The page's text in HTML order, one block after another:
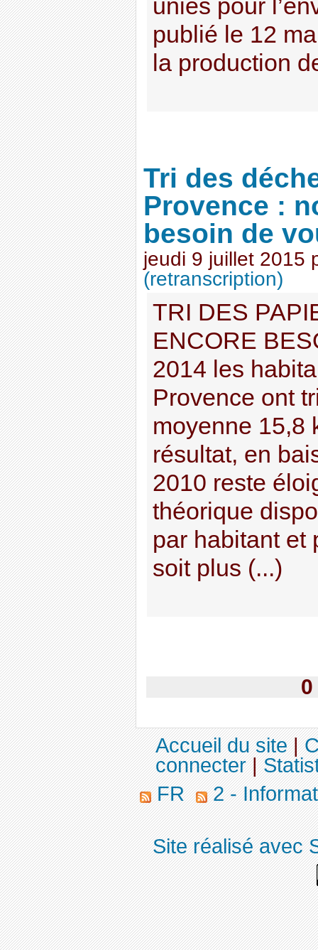
unies pour
publié le 12
la production
Tri des
Provence :
besoin de
jeudi 9 juillet 2015
(retranscription)
TRI DES
ENCORE
2014 les
Provence ont
moyenne 15,8
résultat, en
2010 reste
théorique
par habitant et
soit plus (...)
0
Accueil du site|
connecter|
FR
2 -
Site réalisé avec